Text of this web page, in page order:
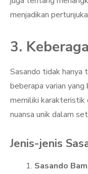
menjadikan
3.
Sasando tidak hanya
beberapa varian yang
memiliki karakteristik
nuansa unik dalam
Jenis-jenis
Sasando